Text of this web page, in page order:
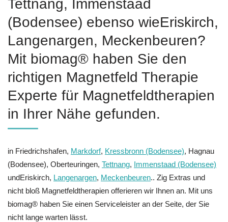
Tettnang, Immenstaad
(Bodensee) ebenso wieEriskirch,
Langenargen, Meckenbeuren?
Mit biomag® haben Sie den
richtigen Magnetfeld Therapie
Experte für Magnetfeldtherapien
in Ihrer Nähe gefunden.
in Friedrichshafen, Markdorf, Kressbronn (Bodensee), Hagnau
(Bodensee), Oberteuringen, Tettnang, Immenstaad (Bodensee)
undEriskirch, Langenargen, Meckenbeuren.. Zig Extras und
nicht bloß Magnetfeldtherapien offerieren wir Ihnen an. Mit uns
biomag® haben Sie einen Serviceleister an der Seite, der Sie
nicht lange warten lässt.